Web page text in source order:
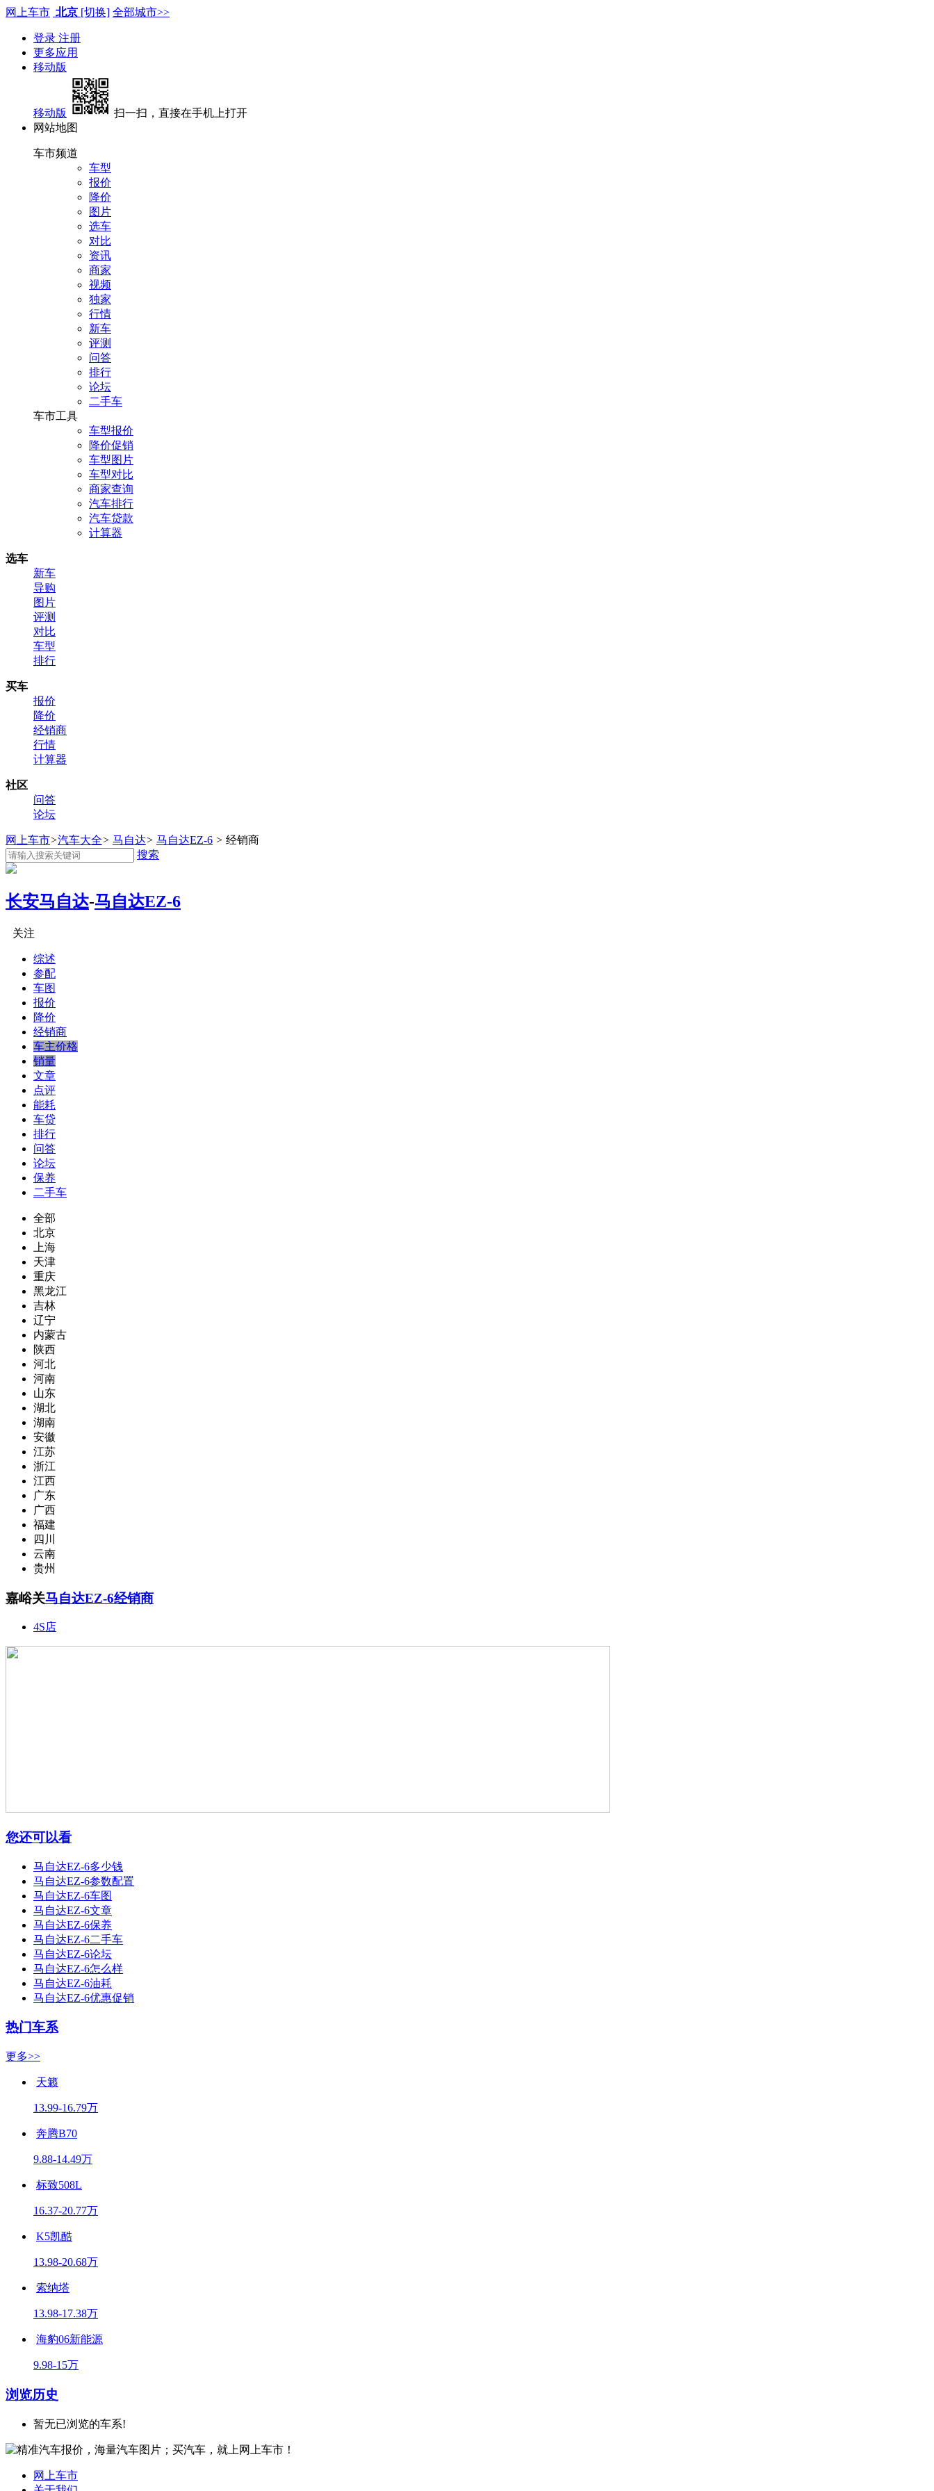
网上车市 北京 [切换] 全部城市>>
登录 注册
更多应用
移动版
移动版
扫一扫，直接在手机上打开
网站地图
车市频道
车型
报价
降价
图片
选车
对比
资讯
商家
视频
独家
行情
新车
评测
问答
排行
论坛
二手车
车市工具
车型报价
降价促销
车型图片
车型对比
商家查询
汽车排行
汽车贷款
计算器
选车
新车
导购
图片
评测
对比
车型
排行
买车
报价
降价
经销商
行情
计算器
社区
问答
论坛
网上车市>汽车大全> 马自达> 马自达EZ-6 > 经销商
搜索
长安马自达-马自达EZ-6
关注
综述
参配
车图
报价
降价
经销商
车主价格
销量
文章
点评
能耗
车贷
排行
问答
论坛
保养
二手车
全部
北京
上海
天津
重庆
黑龙江
吉林
辽宁
内蒙古
陕西
河北
河南
山东
湖北
湖南
安徽
江苏
浙江
江西
广东
广西
福建
四川
云南
贵州
嘉峪关马自达EZ-6经销商
4S店
您还可以看
马自达EZ-6多少钱
马自达EZ-6参数配置
马自达EZ-6车图
马自达EZ-6文章
马自达EZ-6保养
马自达EZ-6二手车
马自达EZ-6论坛
马自达EZ-6怎么样
马自达EZ-6油耗
马自达EZ-6优惠促销
热门车系
更多>>
天籁
13.99-16.79万
奔腾B70
9.88-14.49万
标致508L
16.37-20.77万
K5凯酷
13.98-20.68万
索纳塔
13.98-17.38万
海豹06新能源
9.98-15万
浏览历史
暂无已浏览的车系!
网上车市